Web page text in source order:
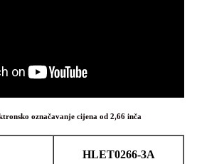
označavanje cijena od 2,66 inča
HLET0266-3A